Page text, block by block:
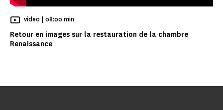
Retour en images sur la restauration de la chambre
Renaissance
video | Temps de Lecture
08:00 min